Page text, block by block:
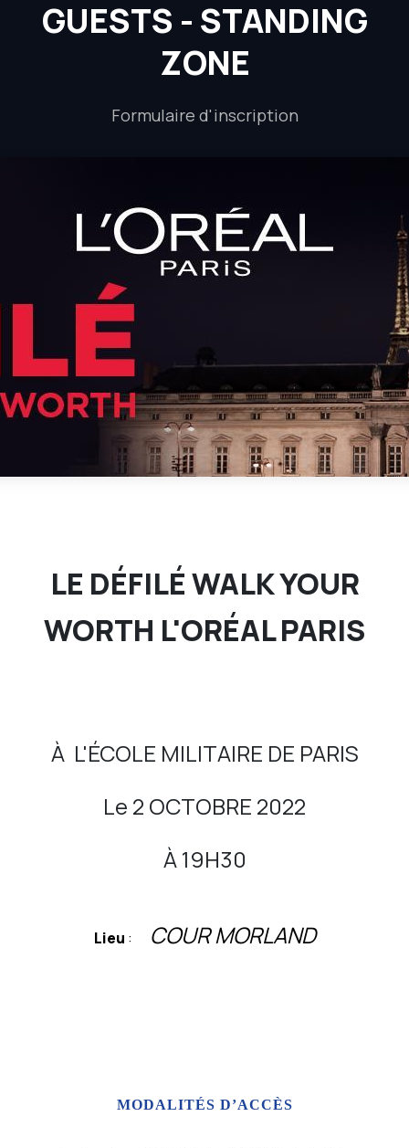
GUESTS - STANDING
ZONE
Formulaire d'inscription
LE DÉFILÉ WALK YOUR
WORTH L'ORÉAL PARIS
À L'ÉCOLE MILITAIRE DE PARIS
Le 2 OCTOBRE 2022
À 19H30
Lieu : COUR MORLAND
MODALITÉS D’ACCÈS